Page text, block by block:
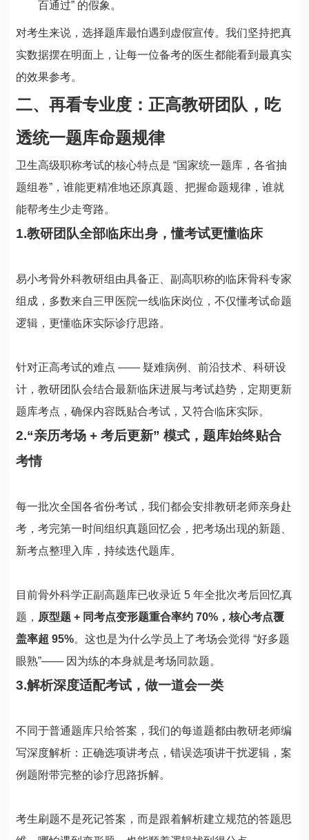
百通过” 的假象。
对考生来说，选择题库最怕遇到虚假宣传。我们坚持把真
实数据摆在明面上，让每一位备考的医生都能看到最真实
的效果参考。
二、再看专业度：正高教研团队，吃
透统一题库命题规律
卫生高级职称考试的核心特点是 “国家统一题库，各省抽
题组卷”，谁能更精准地还原真题、把握命题规律，谁就
能帮考生少走弯路。
1.教研团队全部临床出身，懂考试更懂临床
易小考骨外科教研组由具备正、副高职称的临床骨科专家
组成，多数来自三甲医院一线临床岗位，不仅懂考试命题
逻辑，更懂临床实际诊疗思路。
针对正高考试的难点 —— 疑难病例、前沿技术、科研设
计，教研团队会结合最新临床进展与考试趋势，定期更新
题库考点，确保内容既贴合考试，又符合临床实际。
2.“亲历考场 + 考后更新” 模式，题库始终贴合
考情
每一批次全国各省份考试，我们都会安排教研老师亲身赴
考，考完第一时间组织真题回忆会，把考场出现的新题、
新考点整理入库，持续迭代题库。
目前骨外科学正副高题库已收录近 5 年全批次考后回忆真
题， 原型题 + 同考点变形题重合率约 70%，核心考点覆
盖率超 95%。这也是为什么学员上了考场会觉得 “好多题
眼熟”—— 因为练的本身就是考场同款题。
3.解析深度适配考试，做一道会一类
不同于普通题库只给答案，我们的每道题都由教研老师编
写深度解析：正确选项讲考点，错误选项讲干扰逻辑，案
例题附带完整的诊疗思路拆解。
考生刷题不是死记答案，而是跟着解析建立规范的答题思